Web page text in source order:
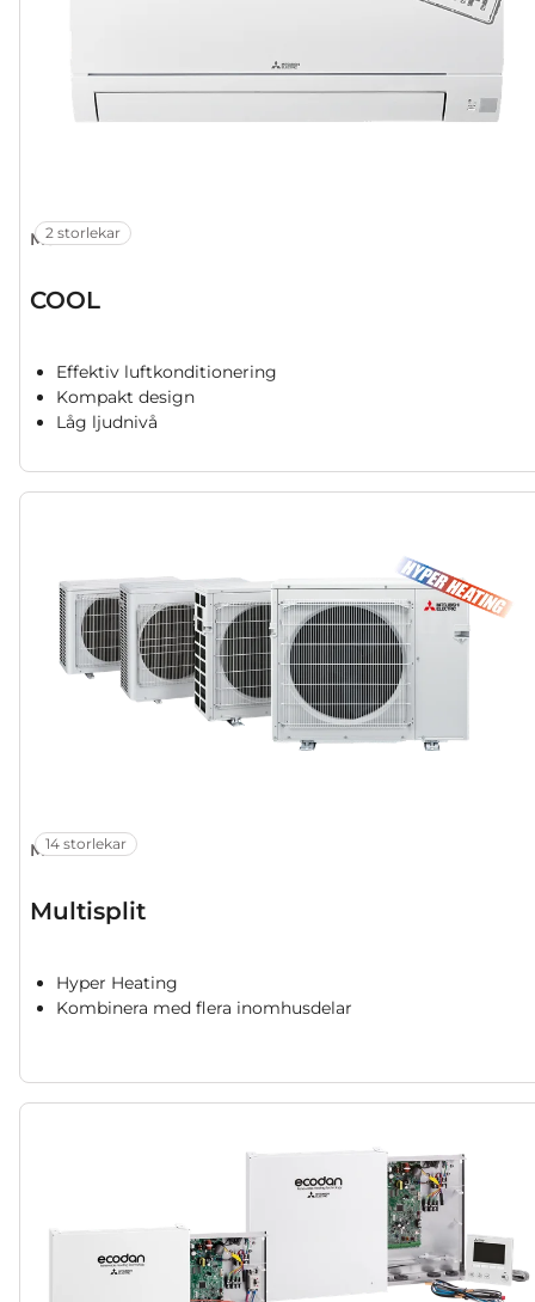
2 storlekar
MSZ-HR
COOL
Effektiv luftkonditionering
Kompakt design
Låg ljudnivå
14 storlekar
MXZ
Multisplit
Hyper Heating
Kombinera med flera inomhusdelar